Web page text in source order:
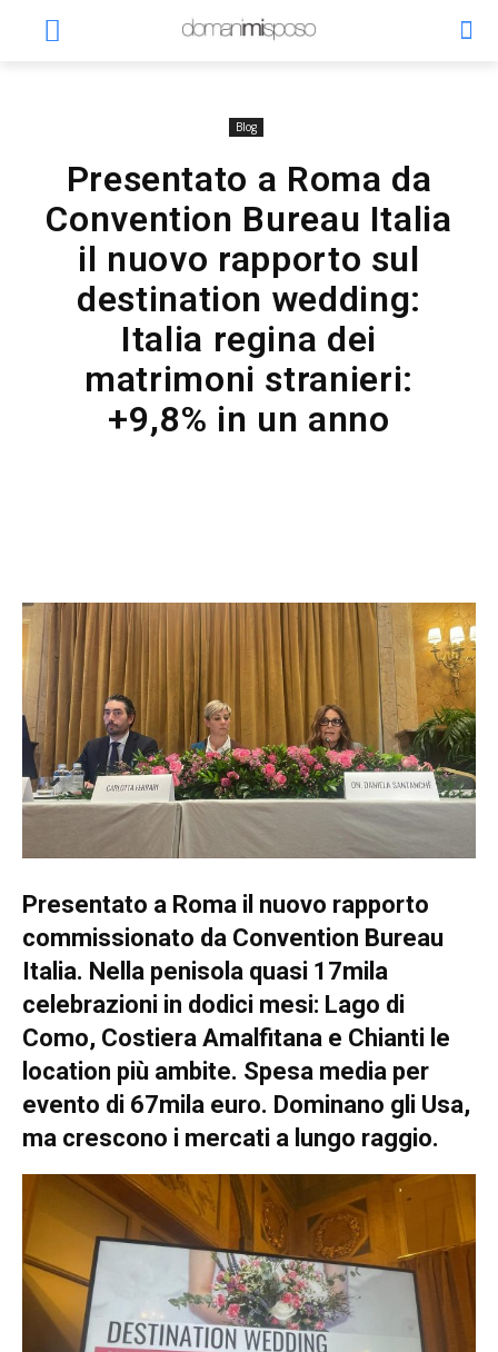
Blog
Presentato a Roma da
Convention Bureau Italia
il nuovo rapporto sul
destination wedding:
Italia regina dei
matrimoni stranieri:
+9,8% in un anno
Presentato a Roma il nuovo rapporto
commissionato da Convention Bureau
Italia. Nella penisola quasi 17mila
celebrazioni in dodici mesi: Lago di
Como, Costiera Amalfitana e Chianti le
location più ambite. Spesa media per
evento di 67mila euro. Dominano gli Usa,
ma crescono i mercati a lungo raggio.